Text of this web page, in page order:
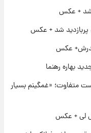
رسما تمام شد +
آبی ها با رامین!
تمجید از حردانی به
شد + عکس
پدرش+ عکس
بهاره رهنما
متفاوت؛ «غمگینم بسیار
لی + عکس